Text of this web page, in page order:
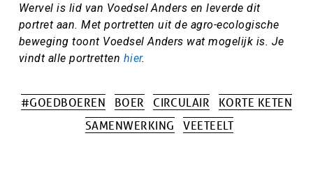
Wervel is lid van Voedsel Anders en leverde dit
portret aan. Met portretten uit de agro-ecologische
beweging toont Voedsel Anders wat mogelijk is. Je
vindt alle portretten hier.
Tags
#GOEDBOEREN BOER CIRCULAIR
KORTE KETEN
SAMENWERKING
VEETEELT